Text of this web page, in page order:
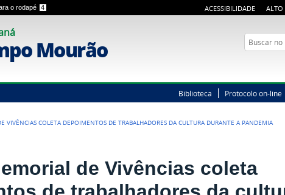
o rodapé 4 ACESSIBILIDADE ALTO
Mourão Busca
Biblioteca Protocolo on-line
VIVÊNCIAS COLETA DEPOIMENTOS DE TRABALHADORES DA CULTURA DURANTE A PANDEMIA
de Vivências coleta